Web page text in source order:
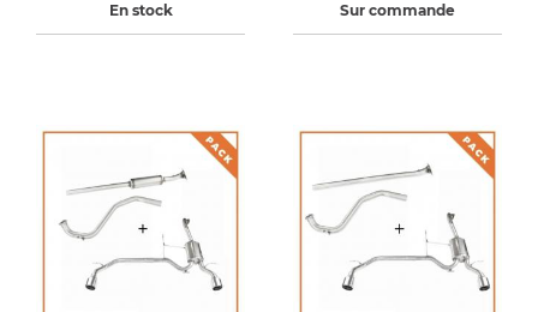
En stock Sur commande